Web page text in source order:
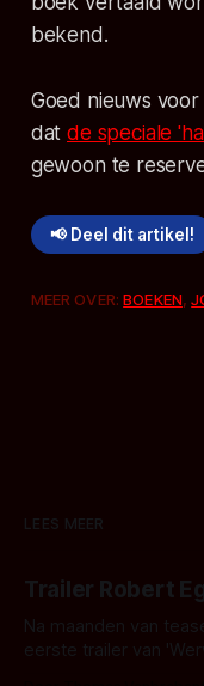
bekend.
Goed nieuws
datde speciale
gewoon te
📢 Deel dit artikel!
MEER OVER:BOEKEN,
LEES MEER
Trailer Robert
Na maanden van
eerste trailer van